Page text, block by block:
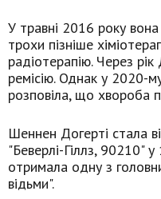
У травні 2016 року
трохи пізніше
радіотерапію. Через
ремісію. Однак у 2020-
розповіла, що хвороба
Шеннен Догерті стала
"Беверлі-Гіллз, 90210"
отримала одну з
відьми".